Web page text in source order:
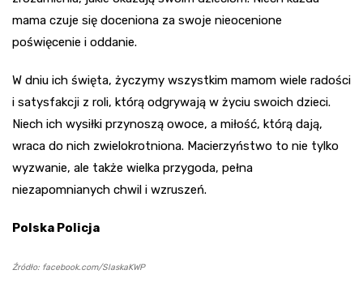
mama czuje się doceniona za swoje nieocenione
poświęcenie i oddanie.
W dniu ich święta, życzymy wszystkim mamom wiele radości
i satysfakcji z roli, którą odgrywają w życiu swoich dzieci.
Niech ich wysiłki przynoszą owoce, a miłość, którą dają,
wraca do nich zwielokrotniona. Macierzyństwo to nie tylko
wyzwanie, ale także wielka przygoda, pełna
niezapomnianych chwil i wzruszeń.
Polska Policja
Źródło: facebook.com/SlaskaKWP